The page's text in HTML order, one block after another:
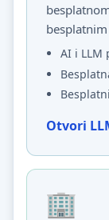
AI i LLM
Otvori